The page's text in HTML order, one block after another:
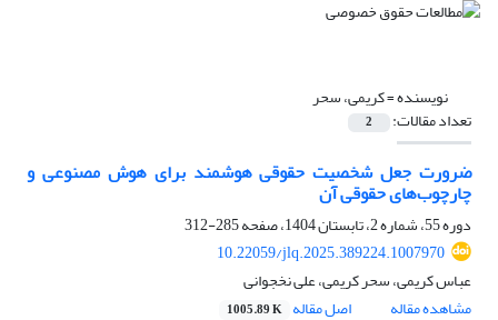
نویسنده =کریمی، سحر
تعداد مقالات: 2
ضرورت جعل شخصیت حقوقی هوشمند برای هوش مصنوعی و
چارچوب‌های حقوقی آن
دوره 55، شماره 2، تابستان 1404، صفحه
285-312
10.22059/jlq.2025.389224.1007970
عباس کریمی، سحر کریمی، علی نخجوانی
مشاهده مقاله
اصل مقاله 1005.89 K